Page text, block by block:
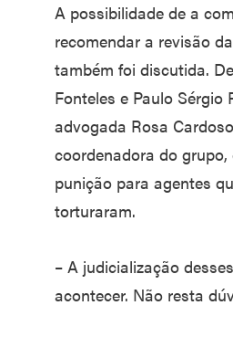
A possibilidade de a
recomendar a revisão
também foi discutida.
Fonteles e Paulo Sérgio
advogada Rosa
coordenadora do grupo,
punição para agentes
torturaram.
– A judicialização
acontecer. Não resta